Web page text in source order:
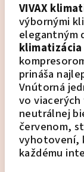
VIVAX
výbornými
elegantným
klimatizácia
prináša
Vnútorná
vo
neutrálnej
červenom,
vyhotovení,
každému